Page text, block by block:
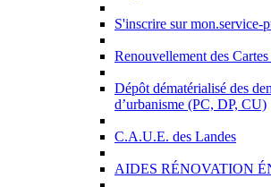
S'inscrire sur mon.service-
Renouvellement des
Dépôt dématérialisé des
d’urbanisme (PC, DP, CU)
C.A.U.E. des Landes
AIDES RÉNOVATION